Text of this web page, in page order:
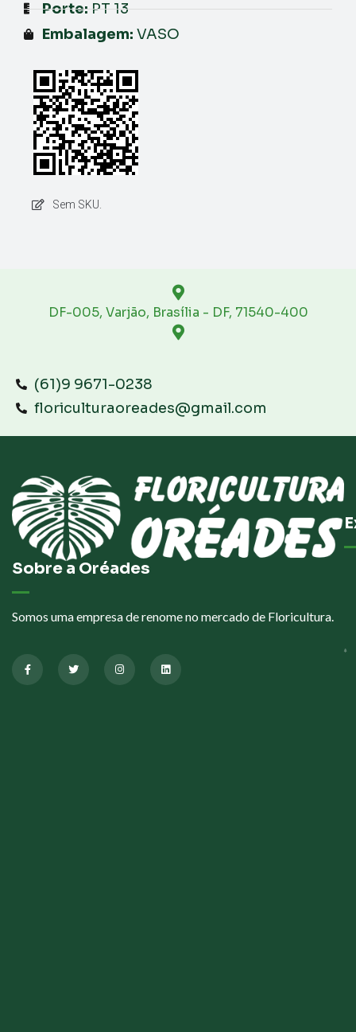
Porte: PT 13
Embalagem: VASO
Sem SKU.
DF-005, Varjão, Brasília - DF, 71540-400
(61)9 9671-0238
floriculturaoreades@gmail.com
Sobre a Oréades
Somos uma empresa de renome no mercado de Floricultura.